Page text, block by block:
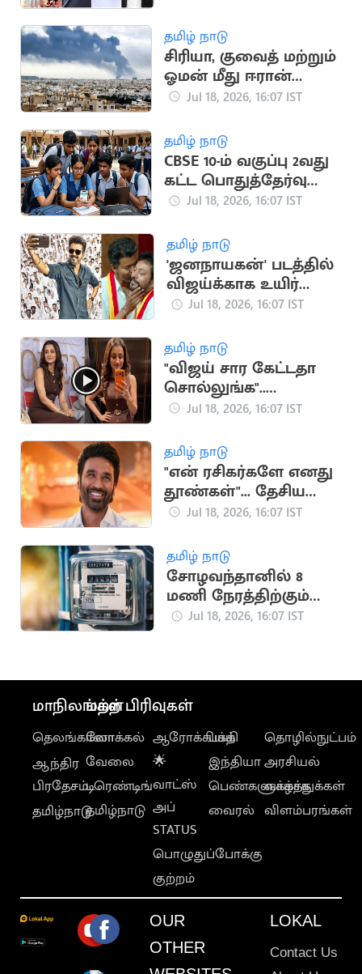
தமிழ் நாடு
சிரியா, குவைத் மற்றும்
ஓமன் மீது ஈரான்
பதிலடி தாக்குதல்
Jul 18, 2026, 16:07 IST
தமிழ் நாடு
CBSE 10-ம் வகுப்பு 2வது
கட்ட பொதுத்தேர்வு
முடிவுகள்
Jul 18, 2026, 16:07 IST
தமிழ் நாடு
'ஜனநாயகன்' படத்தில்
விஜய்க்காக உயிர்
கொடுக்கும் நண்பன்
ஸ்ரீநாத்
Jul 18, 2026, 16:07 IST
தமிழ் நாடு
"விஜய் சார கேட்டதா
சொல்லுங்க"..
திரிஷாவை நோக்கி
ரசிகர்கள்
Jul 18, 2026, 16:07 IST
தமிழ் நாடு
"என் ரசிகர்களே எனது
தூண்கள்"... தேசிய
விருதுக்கு தனுஷ்
Jul 18, 2026, 16:07 IST
தமிழ் நாடு
சோழவந்தானில் 8
மணி நேரத்திற்கும்
மேலாக மின்தடை..
Jul 18, 2026, 16:07 IST
மாநிலங்கள்
தெலங்கானா
ஆந்திர
பிரதேசம்
தமிழ்நாடு
மற்ற பிரிவுகள்
லோக்கல்
வேலை
டிரெண்டிங்
தமிழ்நாடு
ஆரோக்கியம்
🌟
வாட்ஸ்
அப்
STATUS
பொழுதுப்போக்கு
குற்றம்
பக்தி
இந்தியா
பெண்களுக்காக
வைரல்
தொழில்நுட்பம்
அரசியல்
வாழ்த்துக்கள்
விளம்பரங்கள்
OUR
OTHER
LOKAL
Contact Us